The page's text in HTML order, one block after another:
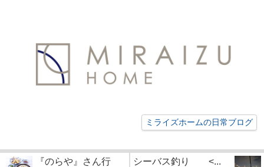
ミライズホームの日常ブログ
『のらや』さん行
シーバス釣り <...